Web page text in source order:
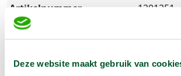
Deze website maakt gebruik van
Artikelnummer
1201251
Instelbare breedte